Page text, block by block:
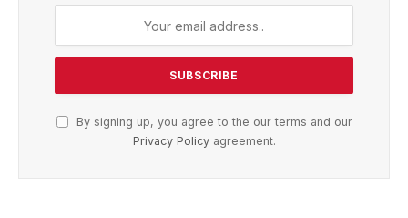
By signing up, you agree to the our terms and our
Privacy Policyagreement.